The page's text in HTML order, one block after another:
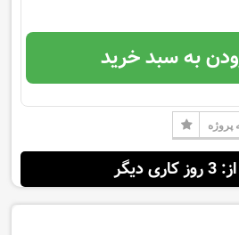
به سبد خرید
پروژه
دیگر